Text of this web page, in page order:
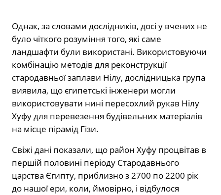
Однак, за словами дослідників, досі у вчених не
було чіткого розуміння того, які саме
ландшафти були використані. Використовуючи
комбінацію методів для реконструкції
стародавньої заплави Нілу, дослідницька група
виявила, що єгипетські інженери могли
використовувати нині пересохлий рукав Нілу
Хуфу для перевезення будівельних матеріалів
на місце пірамід Гізи.
Свіжі дані показали, що район Хуфу процвітав в
першій половині періоду Стародавнього
царства Єгипту, приблизно з 2700 по 2200 рік
до нашої ери, коли, ймовірно, і відбулося